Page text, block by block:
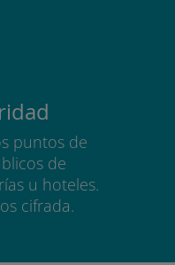
puntos de
de
u hoteles.
cifrada.